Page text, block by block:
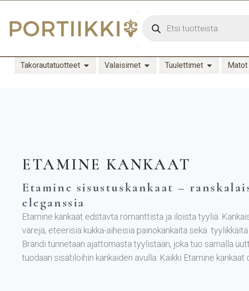
Takorautatuotteet Valaisimet Tuulettimet Matot
ETAMINE KANKAAT
Etamine sisustuskankaat –
eleganssia
Etamine kankaat edstavta romanttista ja iloista tyyliä.
värejä, eteerisiä kukka-aiheisia painokankaita sekä
Brändi tunnetaan ajattomasta tyylistään, joka tuo samalla
tuodaan sisätiloihin kankaiden avulla. Kaikki Etamine